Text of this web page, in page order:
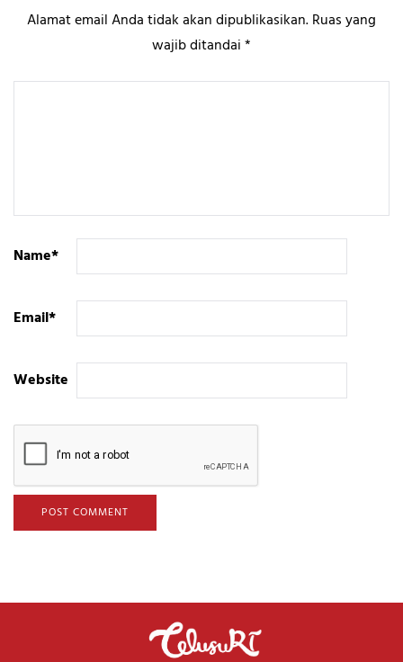
Alamat email Anda tidak akan dipublikasikan.Ruas yang
wajib ditandai*
Name*
Email*
Website